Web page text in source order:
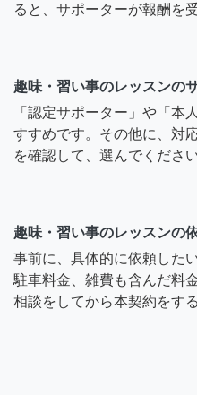
ると、サポーターが報酬を
趣味・習い事のレッスンの
「認定サポーター」や「本
すすめです。その他に、対
を確認して、選んでください
趣味・習い事のレッスンの
事前に、具体的に依頼した
駐車料金、雑費も含んだ料
相談をしてから本契約をす